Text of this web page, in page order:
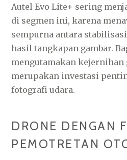
Autel Evo Lite+ sering
di segmen ini, karena
sempurna antara
hasil tangkapan gambar.
mengutamakan
merupakan investasi
fotografi udara.
DRONE DENGAN
PEMOTRETAN